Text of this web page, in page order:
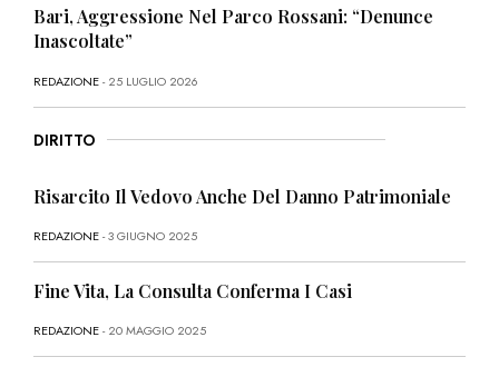
Bari, Aggressione Nel Parco Rossani: “Denunce
Inascoltate”
REDAZIONE- 25 LUGLIO 2026
DIRITTO
Risarcito Il Vedovo Anche Del Danno Patrimoniale
REDAZIONE- 3 GIUGNO 2025
Fine Vita, La Consulta Conferma I Casi
REDAZIONE- 20 MAGGIO 2025